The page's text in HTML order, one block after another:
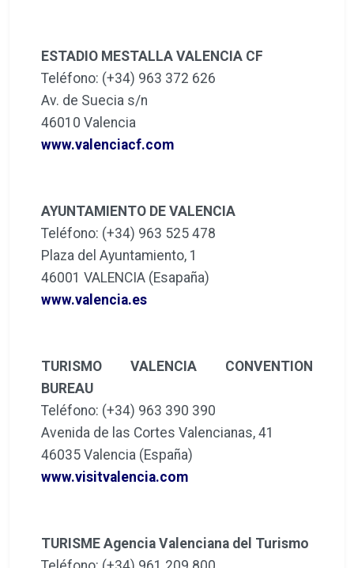
ESTADIO MESTALLA VALENCIA CF
Teléfono: (+34) 963 372 626
Av. de Suecia s/n
46010 Valencia
www.valenciacf.com
AYUNTAMIENTO DE VALENCIA
Teléfono: (+34) 963 525 478
Plaza del Ayuntamiento, 1
46001 VALENCIA (Esapaña)
www.valencia.es
TURISMO VALENCIA CONVENTION
BUREAU
Teléfono: (+34) 963 390 390
Avenida de las Cortes Valencianas, 41
46035 Valencia (España)
www.visitvalencia.com
TURISME Agencia Valenciana del Turismo